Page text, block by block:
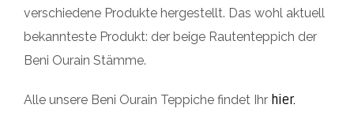
verschiedene Produkte hergestellt. Das wohl aktuell
bekannteste Produkt: der beige Rautenteppich der
Beni Ourain Stämme.
Alle unsere Beni Ourain Teppiche findet Ihr hier.